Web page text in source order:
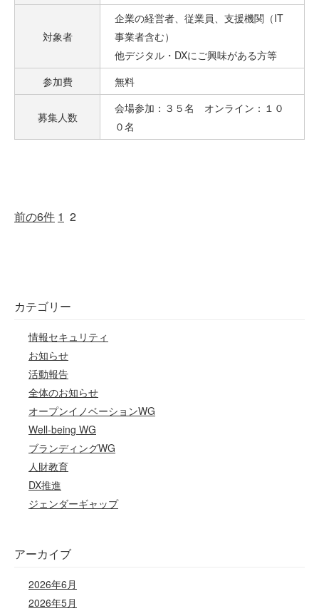
対象者
企業の経営者、従業員、支援機関（IT
事業者含む）
他デジタル・DXにご興味がある方等
参加費
無料
募集人数
会場参加：３５名 オンライン：１０
０名
前の6件 1 2
カテゴリー
情報セキュリティ
お知らせ
活動報告
全体のお知らせ
オープンイノベーションWG
Well-being WG
ブランディングWG
人財教育
DX推進
ジェンダーギャップ
アーカイブ
2026年6月
2026年5月